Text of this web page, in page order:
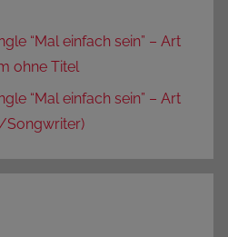
“Mal einfach sein” – Art
ohne Titel
“Mal einfach sein” – Art
Songwriter)